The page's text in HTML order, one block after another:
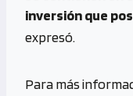
inversión que
expresó.
Para más